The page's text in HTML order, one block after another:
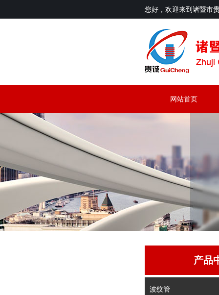
您好，欢迎来到诸暨市
网站首页
产品
波纹管